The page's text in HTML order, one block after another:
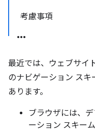
考慮事項
最近では、ウェブサイ
のナビゲーション ス
あります。
ブラウザには、
ーション スキー